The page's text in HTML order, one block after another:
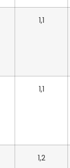
1,1
1,1
1,2